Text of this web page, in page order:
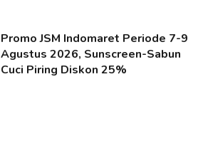
Promo JSM Indomaret Periode 7-9
Agustus 2026, Sunscreen-Sabun
Cuci Piring Diskon 25%